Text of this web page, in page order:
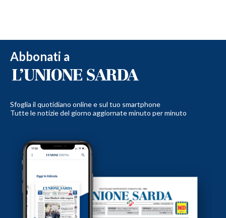
Abbonati a
Sfoglia il quotidiano online e sul tuo smartphone
Tutte le notizie del giorno aggiornate minuto per minuto